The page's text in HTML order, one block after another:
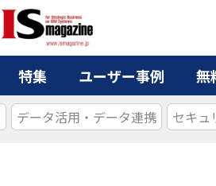
特集 ユーザー事例 無
データ活用・データ連携 セキュ